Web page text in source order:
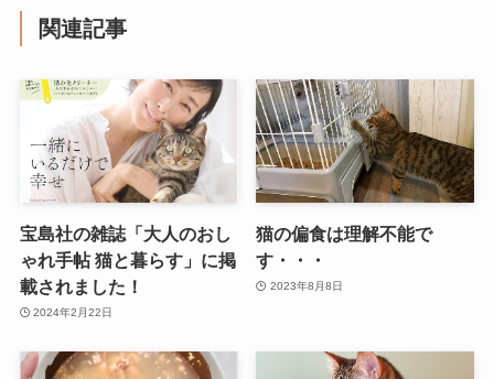
関連記事
宝島社の雑誌「大人のおし
ゃれ手帖 猫と暮らす」に掲
載されました！
2024年2月22日
猫の偏食は理解不能で
す・・・
2023年8月8日